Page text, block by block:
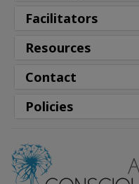
Facilitators
Resources
Contact
Policies